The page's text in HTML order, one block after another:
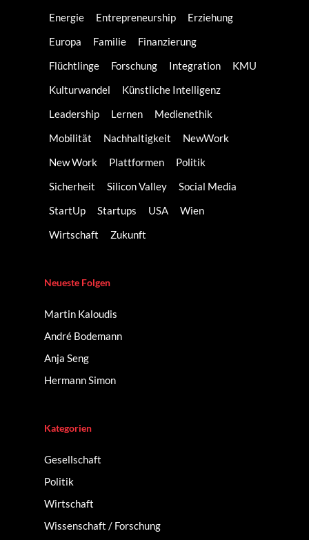
Energie
Entrepreneurship
Erziehung
Europa
Familie
Finanzierung
Flüchtlinge
Forschung Integration
KMU
Kulturwandel
Künstliche Intelligenz
Leadership
Lernen
Medienethik
Mobilität
Nachhaltigkeit
NewWork
New Work
Plattformen
Politik
Sicherheit
Silicon Valley
Social Media
StartUp
Startups USA
Wien
Wirtschaft
Zukunft
Neueste Folgen
Martin Kaloudis
André Bodemann
Anja Seng
Hermann Simon
Kategorien
Gesellschaft
Politik
Wirtschaft
Wissenschaft / Forschung